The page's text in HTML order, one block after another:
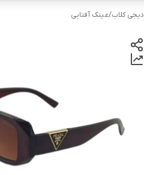
دیجی کلاب/عینک آفتابی